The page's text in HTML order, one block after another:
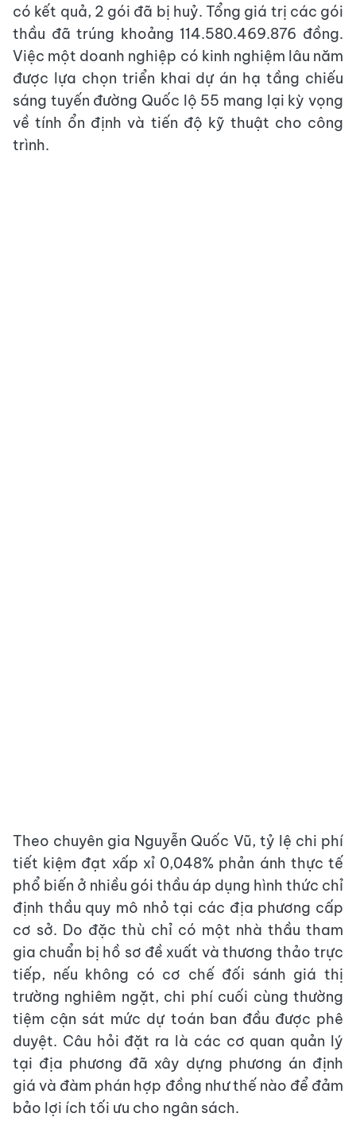
có kết quả, 2 gói đã bị huỷ. Tổng giá trị các gói
thầu đã trúng khoảng 114.580.469.876 đồng.
Việc một doanh nghiệp có kinh nghiệm lâu năm
được lựa chọn triển khai dự án hạ tầng chiếu
sáng tuyến đường Quốc lộ 55 mang lại kỳ vọng
về tính ổn định và tiến độ kỹ thuật cho công
trình.
Theo chuyên gia Nguyễn Quốc Vũ, tỷ lệ chi phí
tiết kiệm đạt xấp xỉ 0,048% phản ánh thực tế
phổ biến ở nhiều gói thầu áp dụng hình thức chỉ
định thầu quy mô nhỏ tại các địa phương cấp
cơ sở. Do đặc thù chỉ có một nhà thầu tham
gia chuẩn bị hồ sơ đề xuất và thương thảo trực
tiếp, nếu không có cơ chế đối sánh giá thị
trường nghiêm ngặt, chi phí cuối cùng thường
tiệm cận sát mức dự toán ban đầu được phê
duyệt. Câu hỏi đặt ra là các cơ quan quản lý
tại địa phương đã xây dựng phương án định
giá và đàm phán hợp đồng như thế nào để đảm
bảo lợi ích tối ưu cho ngân sách.